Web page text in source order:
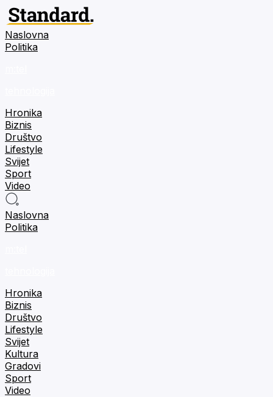
Naslovna
Politika
Hronika
Biznis
Društvo
Lifestyle
Svijet
Sport
Video
Naslovna
Politika
Hronika
Biznis
Društvo
Lifestyle
Svijet
Kultura
Gradovi
Sport
Video